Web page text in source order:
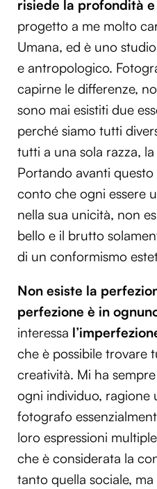
risiede la profondità
progetto a me molto
Umana, ed è uno
e antropologico.
capirne le differenze,
sono mai esistiti due
perché siamo tutti
tutti a una sola razza, la
Portando avanti
conto che ogni essere
nella sua unicità, non
bello e il brutto
di un conformismo
Non esiste la
perfezione è in
interessa
che è possibile trovare
creatività. Mi ha
ogni individuo, ragione
fotografo
loro espressioni
che è considerata la
tanto quella sociale,